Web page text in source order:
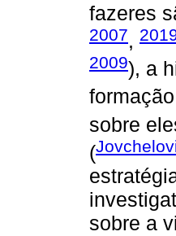
fazeres
2007,
2009), a
sobre
(
sobre a